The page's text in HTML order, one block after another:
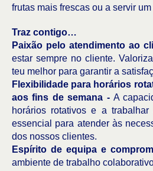
frutas mais frescas ou a servir
Traz contigo…
Paixão pelo atendimento ao
estar sempre no cliente.
teu melhor para garantir a
Flexibilidade para horários
aos fins de semana - A
horários rotativos e a
essencial para atender às
dos nossos clientes.
Espírito de equipa e
ambiente de trabalho